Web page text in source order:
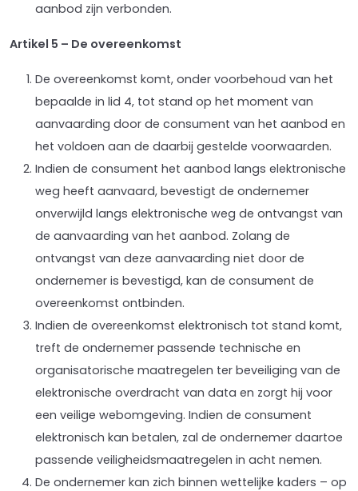
aanbod zijn verbonden.
Artikel 5 – De overeenkomst
De overeenkomst komt, onder voorbehoud van het
bepaalde in lid 4, tot stand op het moment van
aanvaarding door de consument van het aanbod en
het voldoen aan de daarbij gestelde voorwaarden.
Indien de consument het aanbod langs elektronische
weg heeft aanvaard, bevestigt de ondernemer
onverwijld langs elektronische weg de ontvangst van
de aanvaarding van het aanbod. Zolang de
ontvangst van deze aanvaarding niet door de
ondernemer is bevestigd, kan de consument de
overeenkomst ontbinden.
Indien de overeenkomst elektronisch tot stand komt,
treft de ondernemer passende technische en
organisatorische maatregelen ter beveiliging van de
elektronische overdracht van data en zorgt hij voor
een veilige webomgeving. Indien de consument
elektronisch kan betalen, zal de ondernemer daartoe
passende veiligheidsmaatregelen in acht nemen.
De ondernemer kan zich binnen wettelijke kaders – op